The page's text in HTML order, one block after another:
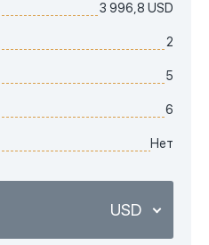
3 996,8 USD
2
5
6
Нет
USD